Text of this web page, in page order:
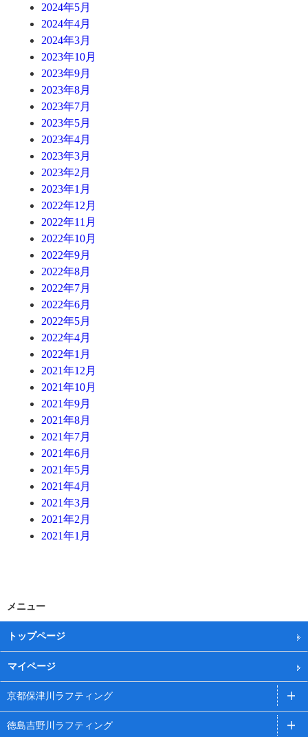
2024年5月
2024年4月
2024年3月
2023年10月
2023年9月
2023年8月
2023年7月
2023年5月
2023年4月
2023年3月
2023年2月
2023年1月
2022年12月
2022年11月
2022年10月
2022年9月
2022年8月
2022年7月
2022年6月
2022年5月
2022年4月
2022年1月
2021年12月
2021年10月
2021年9月
2021年8月
2021年7月
2021年6月
2021年5月
2021年4月
2021年3月
2021年2月
2021年1月
メニュー
トップページ
マイページ
京都保津川ラフティング
徳島吉野川ラフティング